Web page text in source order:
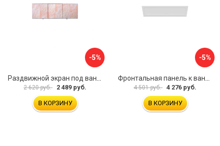
-5%
2 620 руб. 2 489 руб.
В КОРЗИНУ
-5%
4 501 руб. 4 276 руб.
В КОРЗИНУ